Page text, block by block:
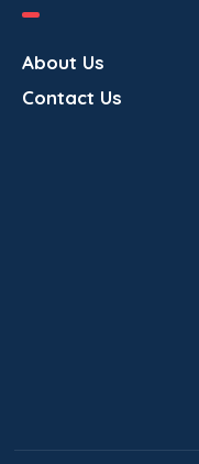
About Us
Contact Us